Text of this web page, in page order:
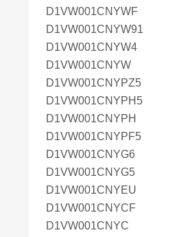
D1VW001CNYWF
D1VW001CNYW91
D1VW001CNYW4
D1VW001CNYW
D1VW001CNYPZ5
D1VW001CNYPH5
D1VW001CNYPH
D1VW001CNYPF5
D1VW001CNYG6
D1VW001CNYG5
D1VW001CNYEU
D1VW001CNYCF
D1VW001CNYC